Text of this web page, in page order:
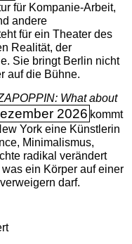
für Kompanie-Arbeit,
andere
für ein Theater des
Realität, der
Sie bringt Berlin nicht
auf die Bühne.
What about
2026 kommt
York eine Künstlerin
Minimalismus,
radikal verändert
ein Körper auf einer
darf.